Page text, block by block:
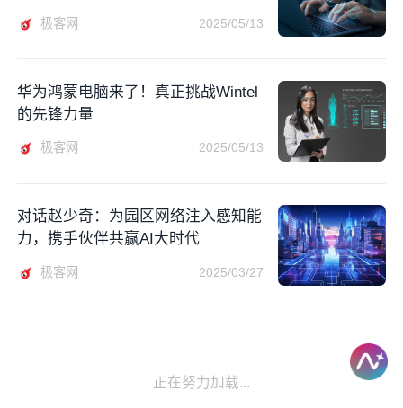
极客网 2025/05/13
华为鸿蒙电脑来了！真正挑战Wintel
的先锋力量
极客网 2025/05/13
对话赵少奇：为园区网络注入感知能
力，携手伙伴共赢AI大时代
极客网 2025/03/27
正在努力加载...